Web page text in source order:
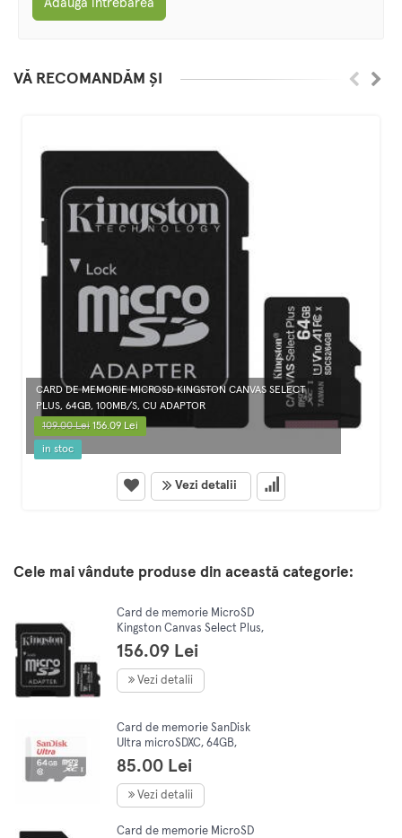
Adaugă întrebarea
VĂ RECOMANDĂM ȘI
CARD DE MEMORIE MICROSD KINGSTON CANVAS SELECT
PLUS, 64GB, 100MB/S, CU ADAPTOR
109.00 Lei156.09 Lei
in stoc
Vezi detalii
Cele mai vândute produse din această categorie:
Card de memorie MicroSD
Kingston Canvas Select Plus,
64GB, 100MB/s, cu adaptor
156.09 Lei
Vezi detalii
Card de memorie SanDisk
Ultra microSDXC, 64GB,
100MB/s Class 10 UHS-I + SD
Adapter
85.00 Lei
Vezi detalii
Card de memorie MicroSD